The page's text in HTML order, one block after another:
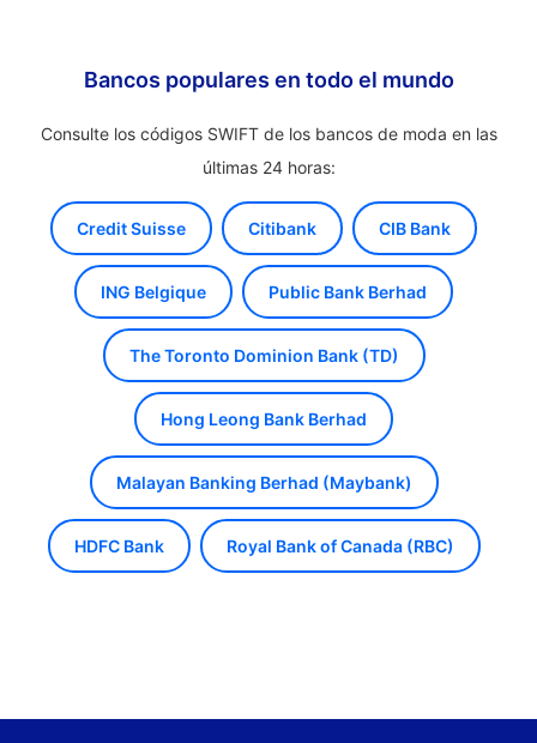
Bancos populares en todo el mundo
Consulte los códigos SWIFT de los bancos de moda en las
últimas 24 horas:
Credit Suisse Citibank CIB Bank
ING Belgique Public Bank Berhad
The Toronto Dominion Bank (TD)
Hong Leong Bank Berhad
Malayan Banking Berhad (Maybank)
HDFC Bank Royal Bank of Canada (RBC)